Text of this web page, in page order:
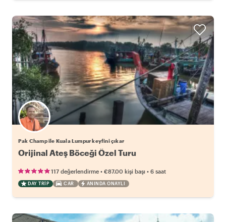
Pak Champ ile Kuala Lumpur keyfini çıkar
Orijinal Ateş Böceği Özel Turu
117 değerlendirme • €87.00 kişi başı • 6 saat
DAY TRIP CAR ANINDA ONAYLI